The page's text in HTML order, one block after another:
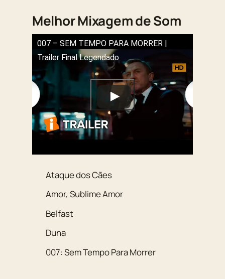
Melhor Mixagem de Som
007 – SEM TEMPO PARA MORRER |
Trailer Final Legendado
Ataque dos Cães
Amor, Sublime Amor
Belfast
Duna
007: Sem Tempo Para Morrer